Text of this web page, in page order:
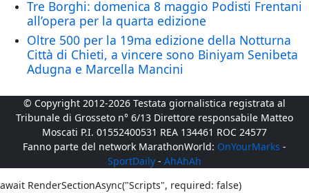
Tre Borghi: domenica 8 maggio Podisti Frentani
all’opera per la quarta edizione
Oltre 500 per la 19ma edizione della Notturna
Città di Chieti, a vincere sono Biniyam Senibeta
Adugna e Marcella Mancini
© Copyright 2012-2026 Testata giornalistica registrata al
Tribunale di Grosseto n° 6/13 Direttore responsabile Matteo
Moscati P.I. 01552400531 REA 134461 ROC 24577
Fanno parte del network MarathonWorld: OnYourMarks -
SportDaily - AhAhAh
await RenderSectionAsync("Scripts", required: false)